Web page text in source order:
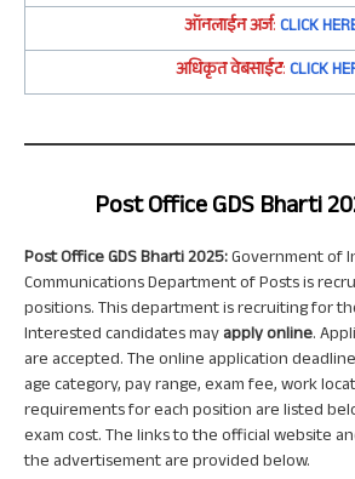
ऑनलाईन अर्ज:CLICK
अधिकृत वेबसाईट:CLICK
Post Office GDSBharti
Post Office GDS Bharti 2025:Government of
Communications Department of Posts is
positions. This department is recruiting for
Interested candidates mayapply online.
are accepted. The online application
age category, pay range, exam fee, work
requirements for each position are listed
exam cost. The links to the official website
the advertisement are provided below.